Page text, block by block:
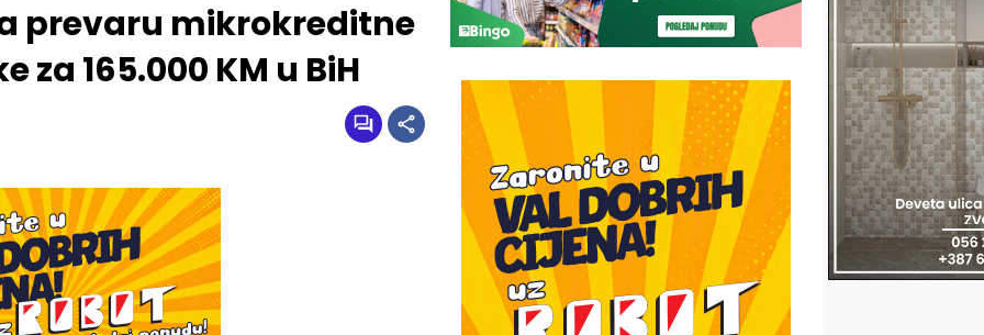
prevaru mikrokreditne
za 165.000 KM u BiH